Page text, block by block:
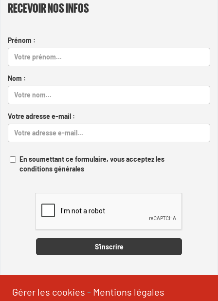
RECEVOIR NOS INFOS
Prénom :
Nom :
Votre adresse e-mail :
En soumettant ce formulaire, vous acceptez les
conditions générales
S'inscrire
Gérer les cookies - Mentions légales